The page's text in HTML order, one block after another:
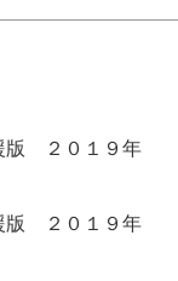
版 ２０１９年
版 ２０１９年